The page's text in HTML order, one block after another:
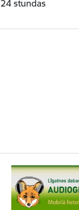
24 stundas